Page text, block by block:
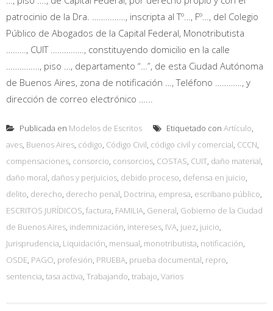
patrocinio de la Dra. ……………, inscripta al Tº…, Fº…, del Colegio
Público de Abogados de la Capital Federal, Monotributista
………, CUIT ……………, constituyendo domicilio en la calle
……………, piso …, departamento “…”, de esta Ciudad Autónoma
de Buenos Aires, zona de notificación …, Teléfono …………, y
dirección de correo electrónico …...
Publicada en Modelos de Escritos Etiquetado con Artículo,
aves, Buenos Aires, código, Código Civil, código civil y comercial, CCCN,
compensaciones, consorcio, consorcios, COSTAS, CUIT, daño material,
daño moral, daños y perjuicios, debido proceso, defensa en juicio,
delito, derecho, derecho penal, Doctrina, empresa, escribano público,
ESCRITOS JURÍDICOS, factura, FAMILIA, General, Gobierno de la Ciudad
de Buenos Aires, indemnización, intereses, IVA, juez, juicio,
Jurisprudencia, Liquidación, mensual, monotributista, notificación,
OSDE, PAGO, profesión, PRUEBA, prueba documental, repro,
sentencia, tasa activa, Trabajando, trabajo, Varios